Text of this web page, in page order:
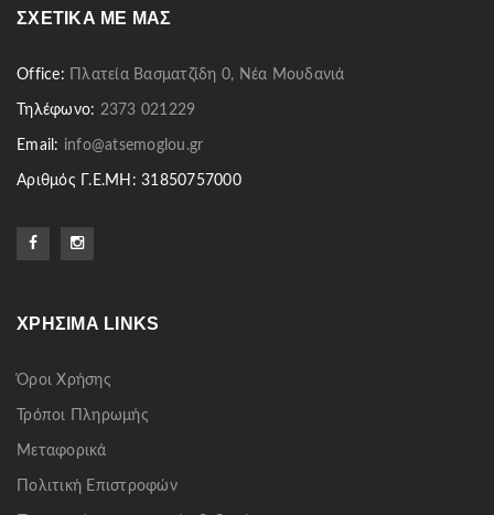
ΣΧΕΤΙΚΆ ΜΕ ΜΑΣ
Office: Πλατεία Βασματζίδη 0, Νέα Μουδανιά
Τηλέφωνο: 2373 021229
Email: info@atsemoglou.gr
Αριθμός Γ.Ε.ΜΗ: 31850757000
ΧΡΉΣΙΜΑ LINKS
Όροι Χρήσης
Τρόποι Πληρωμής
Μεταφορικά
Πολιτική Επιστροφών